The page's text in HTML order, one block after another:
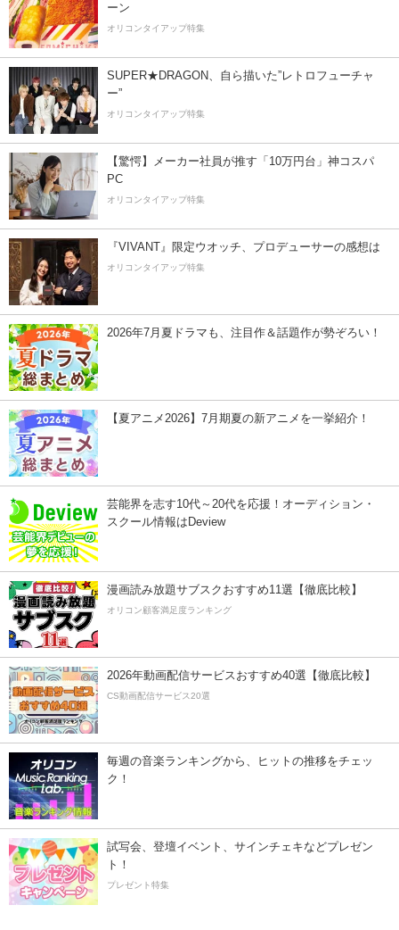
ーン
オリコンタイアップ特集
SUPER★DRAGON、自ら描いた”レトロフューチャ
ー”
オリコンタイアップ特集
【驚愕】メーカー社員が推す「10万円台」神コスパ
PC
オリコンタイアップ特集
『VIVANT』限定ウオッチ、プロデューサーの感想は
オリコンタイアップ特集
2026年7月夏ドラマも、注目作＆話題作が勢ぞろい！
【夏アニメ2026】7月期夏の新アニメを一挙紹介！
芸能界を志す10代～20代を応援！オーディション・
スクール情報はDeview
漫画読み放題サブスクおすすめ11選【徹底比較】
オリコン顧客満足度ランキング
2026年動画配信サービスおすすめ40選【徹底比較】
CS動画配信サービス20選
毎週の音楽ランキングから、ヒットの推移をチェッ
ク！
試写会、登壇イベント、サインチェキなどプレゼン
ト！
プレゼント特集